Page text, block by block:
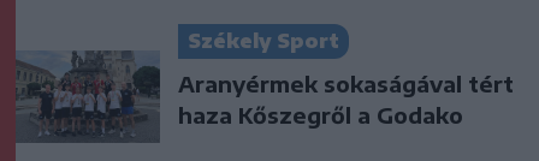
Székely Sport
Aranyérmek sokaságával tért
haza Kőszegről a Godako